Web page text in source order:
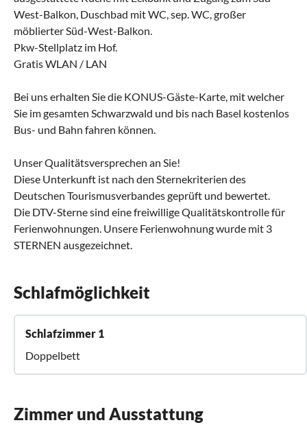
West-Balkon, Duschbad mit WC, sep. WC, großer
möblierter Süd-West-Balkon.
Pkw-Stellplatz im Hof.
Gratis WLAN / LAN
Bei uns erhalten Sie die KONUS-Gäste-Karte, mit welcher
Sie im gesamten Schwarzwald und bis nach Basel kostenlos
Bus- und Bahn fahren können.
Unser Qualitätsversprechen an Sie!
Diese Unterkunft ist nach den Sternekriterien des
Deutschen Tourismusverbandes geprüft und bewertet.
Die DTV-Sterne sind eine freiwillige Qualitätskontrolle für
Ferienwohnungen. Unsere Ferienwohnung wurde mit 3
STERNEN ausgezeichnet.
Schlafmöglichkeit
Schlafzimmer 1
Doppelbett
Zimmer und Ausstattung